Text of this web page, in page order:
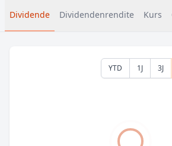
Dividende Dividendenrendite Kurs
YTD 1J 3J